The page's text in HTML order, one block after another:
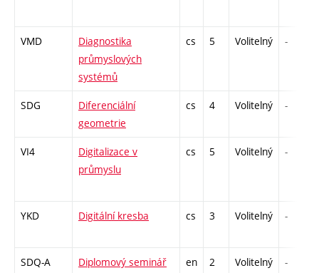
VMD
Diagnostika
průmyslových
systémů
cs 5 Volitelný -
SDG
Diferenciální
geometrie
cs 4 Volitelný -
VI4
Digitalizace v
průmyslu
cs 5 Volitelný -
YKD Digitální kresba cs 3 Volitelný -
SDQ-A
Diplomový seminář
en 2 Volitelný -